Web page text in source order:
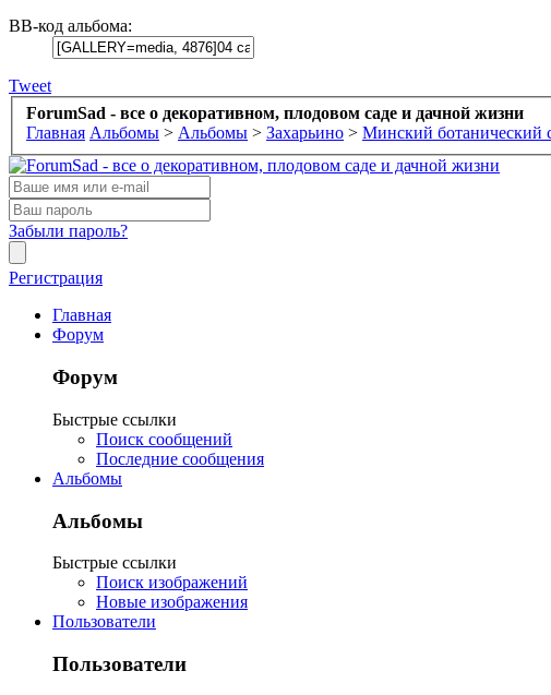
BB-код альбома:
Tweet
ForumSad - все о декоративном, плодовом саде и дачной жизни
Главная Альбомы > Альбомы > Захарьино > Минский ботанический
Забыли пароль?
Регистрация
Главная
Форум
Форум
Быстрые ссылки
Поиск сообщений
Последние сообщения
Альбомы
Альбомы
Быстрые ссылки
Поиск изображений
Новые изображения
Пользователи
Пользователи